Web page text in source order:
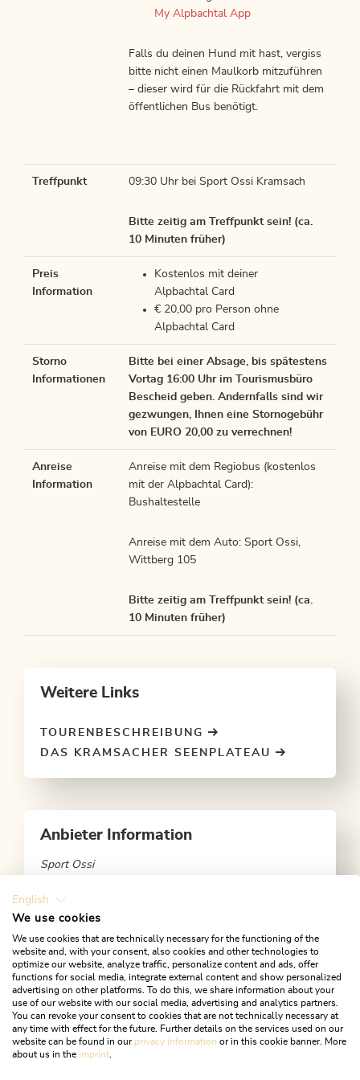
My Alpbachtal App
Falls du deinen Hund mit hast, vergiss
bitte nicht einen Maulkorb mitzuführen
– dieser wird für die Rückfahrt mit dem
öffentlichen Bus benötigt.
Treffpunkt 09:30 Uhr bei Sport Ossi Kramsach
Bitte zeitig am Treffpunkt sein! (ca.
10 Minuten früher)
Preis
Information
Kostenlos mit deiner
Alpbachtal Card
€ 20,00 pro Person ohne
Alpbachtal Card
Storno
Informationen
Bitte bei einer Absage, bis spätestens
Vortag 16:00 Uhr im Tourismusbüro
Bescheid geben. Andernfalls sind wir
gezwungen, Ihnen eine Stornogebühr
von EURO 20,00 zu verrechnen!
Anreise
Information
Anreise mit dem Regiobus (kostenlos
mit der Alpbachtal Card):
Bushaltestelle
Anreise mit dem Auto: Sport Ossi,
Wittberg 105
Bitte zeitig am Treffpunkt sein! (ca.
10 Minuten früher)
Weitere Links
TOURENBESCHREIBUNG
DAS KRAMSACHER SEENPLATEAU
Anbieter Information
Sport Ossi
Zentrum 1, 6233 Kramsach
+43 5337 21200
Mail Website
English
We use cookies
We use cookies that are technically necessary for the functioning of the
website and, with your consent, also cookies and other technologies to
optimize our website, analyze traffic, personalize content and ads, offer
functions for social media, integrate external content and show personalized
advertising on other platforms. To do this, we share information about your
use of our website with our social media, advertising and analytics partners.
You can revoke your consent to cookies that are not technically necessary at
any time with effect for the future. Further details on the services used on our
website can be found in our privacy information or in this cookie banner. More
about us in the imprint